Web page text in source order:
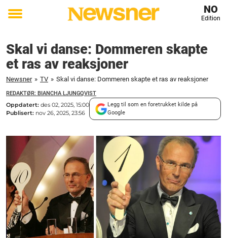
Toggle
NO
Edition
Skal vi danse: Dommeren skapte
et ras av reaksjoner
Newsner » TV » Skal vi danse: Dommeren skapte et ras av reaksjoner
REDAKTØR: BIANCHA LJUNGQVIST
Oppdatert: des 02, 2025, 15:00
Publisert: nov 26, 2025, 23:56
Legg til som en foretrukket kilde på
Google